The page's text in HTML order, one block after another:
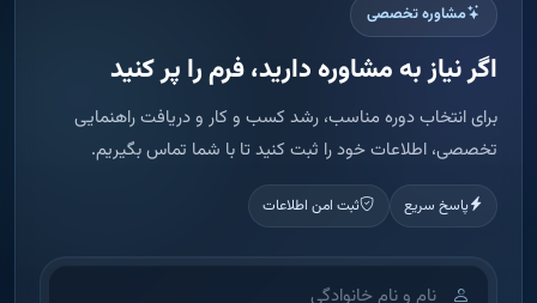
مشاوره تخصصی
اگر نیاز به مشاوره دارید، فرم را پر کنید
برای انتخاب دوره مناسب، رشد کسب و کار و دریافت راهنمایی
تخصصی، اطلاعات خود را ثبت کنید تا با شما تماس بگیریم.
پاسخ سریع ثبت امن اطلاعات